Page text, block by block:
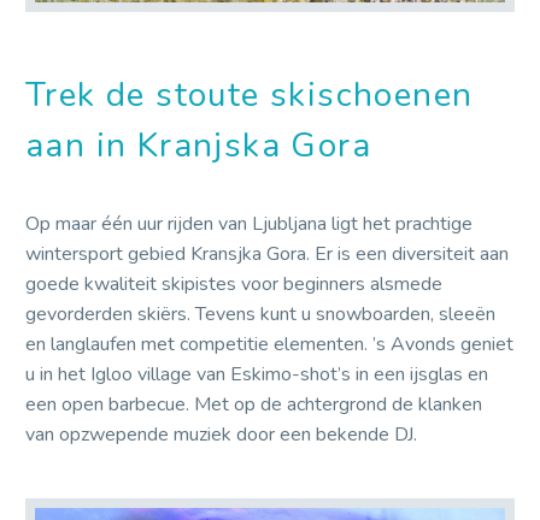
Trek de stoute skischoenen
aan in Kranjska Gora
Op maar één uur rijden van Ljubljana ligt het prachtige
wintersport gebied Kransjka Gora. Er is een diversiteit aan
goede kwaliteit skipistes voor beginners alsmede
gevorderden skiërs. Tevens kunt u snowboarden, sleeën
en langlaufen met competitie elementen. ’s Avonds geniet
u in het Igloo village van Eskimo-shot’s in een ijsglas en
een open barbecue. Met op de achtergrond de klanken
van opzwepende muziek door een bekende DJ.